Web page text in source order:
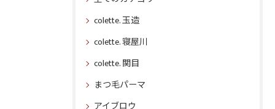
colette. 玉造
colette. 寝屋川
colette. 関目
まつ毛パーマ